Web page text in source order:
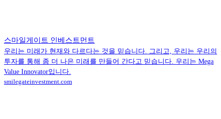
스마일게이트 인베스트먼트
우리는 미래가 현재와 다르다는 것을 믿습니다. 그리고, 우리는 우리의
투자를 통해 좀 더 나은 미래를 만들어 간다고 믿습니다. 우리는 Mega
Value Innovator입니다.
smilegateinvestment.com